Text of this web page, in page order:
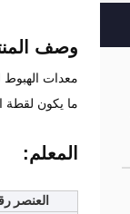
وصف
معدات الهبوط
ما يكون لقطة الهبوط المستخدمة عادة
المعلم:
العنصر